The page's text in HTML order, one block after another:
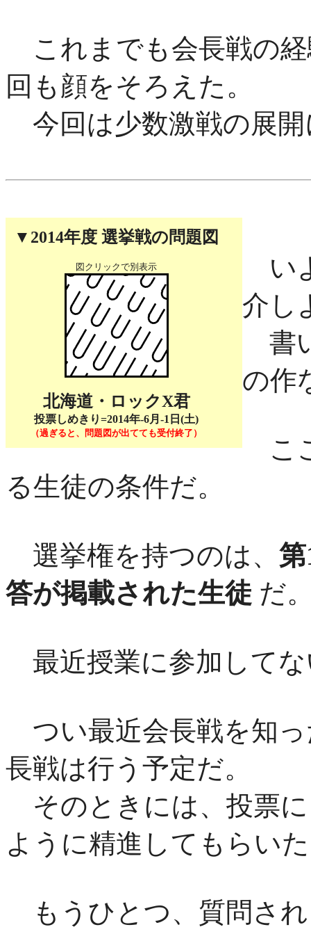
これまでも会長戦の
回も顔をそろえた。
今回は少数激戦の展
▼2014年度 選挙戦の問題図
図クリックで別表示
北海道・ロックX君
投票しめきり=2014年-6月-1日(土)
（過ぎると、問題図が出てても受付終了）
い
介し
書
の作
こ
る生徒の条件だ。
選挙権を持つのは、
答が掲載された生徒 だ
最近授業に参加して
つい最近会長戦を知
長戦は行う予定だ。
そのときには、投票
ように精進してもらい
もうひとつ、質問さ